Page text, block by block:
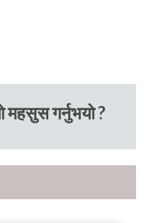
महसुस गर्नुभयो ?